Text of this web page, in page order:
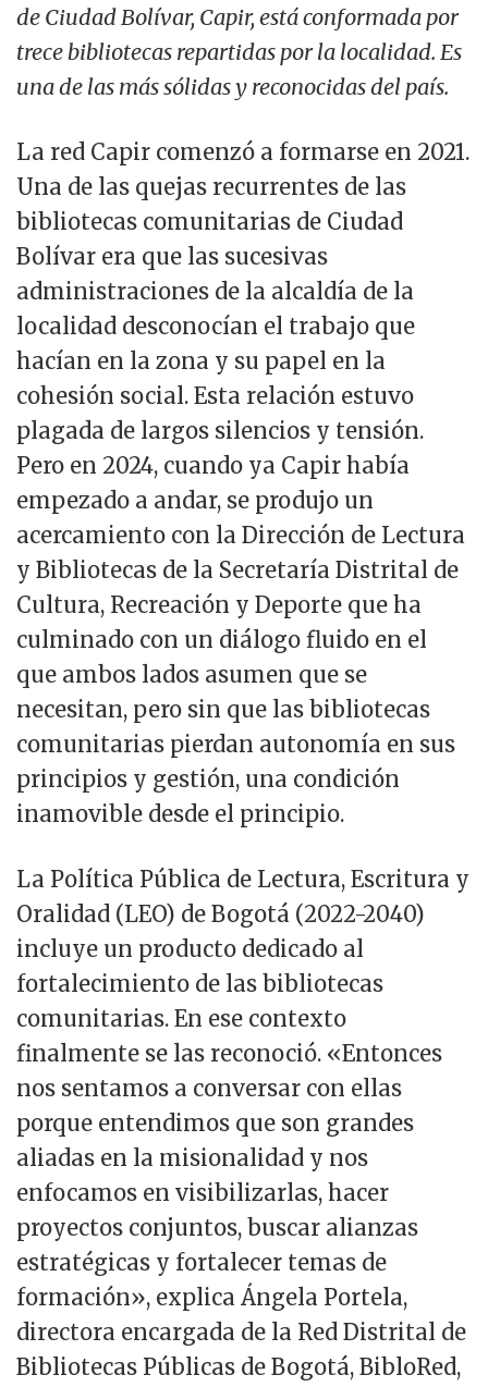
de Ciudad Bolívar, Capir, está conformada por
trece bibliotecas repartidas por la localidad. Es
una de las más sólidas y reconocidas del país.
La red Capir comenzó a formarse en 2021.
Una de las quejas recurrentes de las
bibliotecas comunitarias de Ciudad
Bolívar era que las sucesivas
administraciones de la alcaldía de la
localidad desconocían el trabajo que
hacían en la zona y su papel en la
cohesión social. Esta relación estuvo
plagada de largos silencios y tensión.
Pero en 2024, cuando ya Capir había
empezado a andar, se produjo un
acercamiento con la Dirección de Lectura
y Bibliotecas de la Secretaría Distrital de
Cultura, Recreación y Deporte que ha
culminado con un diálogo fluido en el
que ambos lados asumen que se
necesitan, pero sin que las bibliotecas
comunitarias pierdan autonomía en sus
principios y gestión, una condición
inamovible desde el principio.
La Política Pública de Lectura, Escritura y
Oralidad (LEO) de Bogotá (2022-2040)
incluye un producto dedicado al
fortalecimiento de las bibliotecas
comunitarias. En ese contexto
finalmente se las reconoció. «Entonces
nos sentamos a conversar con ellas
porque entendimos que son grandes
aliadas en la misionalidad y nos
enfocamos en visibilizarlas, hacer
proyectos conjuntos, buscar alianzas
estratégicas y fortalecer temas de
formación», explica Ángela Portela,
directora encargada de la Red Distrital de
Bibliotecas Públicas de Bogotá, BibloRed,